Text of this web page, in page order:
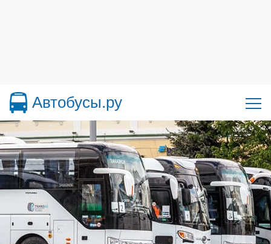
Автобусы.ру